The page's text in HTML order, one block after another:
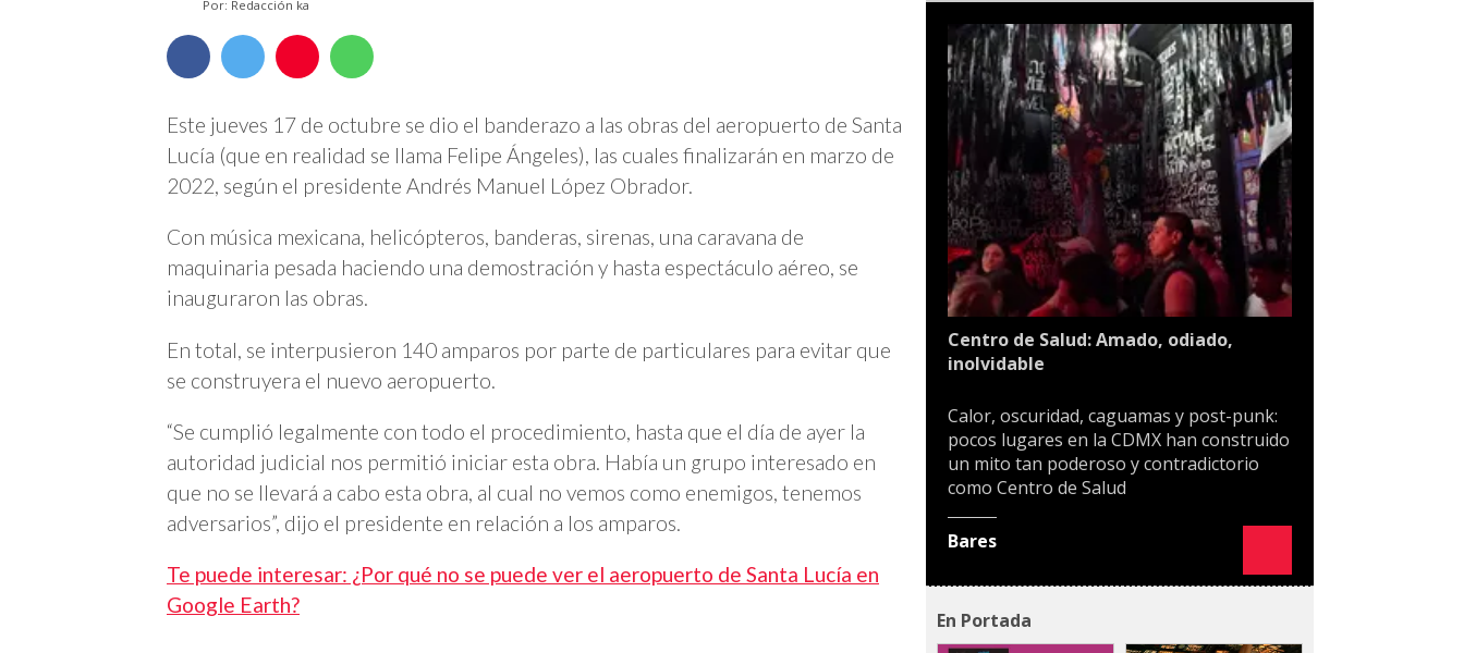
Por: Redacción ka
Este jueves 17 de octubre se dio el banderazo a las obras del aeropuerto de Santa
Lucía (que en realidad se llama Felipe Ángeles), las cuales finalizarán en marzo de
2022, según el presidente Andrés Manuel López Obrador.
Con música mexicana, helicópteros, banderas, sirenas, una caravana de
maquinaria pesada haciendo una demostración y hasta espectáculo aéreo, se
inauguraron las obras.
En total, se interpusieron 140 amparos por parte de particulares para evitar que
se construyera el nuevo aeropuerto.
“Se cumplió legalmente con todo el procedimiento, hasta que el día de ayer la
autoridad judicial nos permitió iniciar esta obra. Había un grupo interesado en
que no se llevará a cabo esta obra, al cual no vemos como enemigos, tenemos
adversarios”, dijo el presidente en relación a los amparos.
Te puede interesar: ¿Por qué no se puede ver el aeropuerto de Santa Lucía en
Google Earth?
Centro de Salud: Amado, odiado,
inolvidable
Calor, oscuridad, caguamas y post-punk:
pocos lugares en la CDMX han construido
un mito tan poderoso y contradictorio
como Centro de Salud
Bares
En Portada